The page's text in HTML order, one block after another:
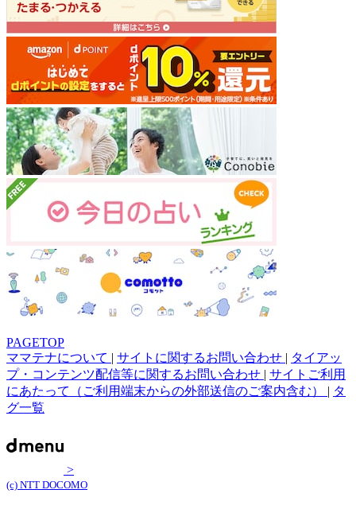
PAGETOP
ママテナについて | サイトに関するお問い合わせ | タイアッ
プ・コンテンツ配信等に関するお問い合わせ | サイトご利用
にあたって（ご利用端末からの外部送信のご案内含む） | タ
グ一覧
>
(c) NTT DOCOMO